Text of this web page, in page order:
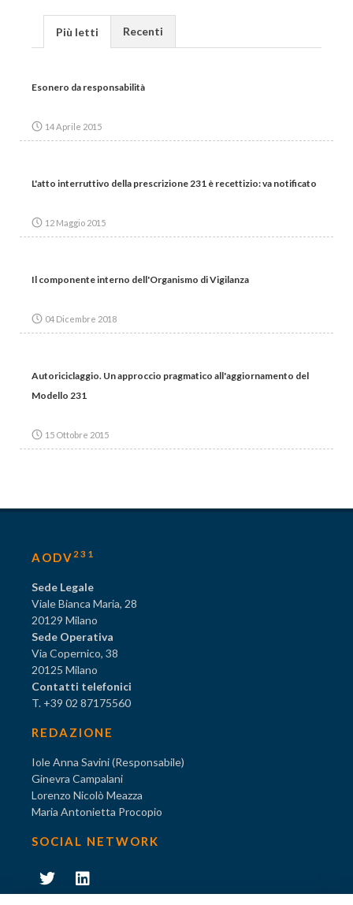
Più letti Recenti
Esonero da responsabilità
14 Aprile 2015
L'atto interruttivo della prescrizione 231 è recettizio: va notificato
12 Maggio 2015
Il componente interno dell'Organismo di Vigilanza
04 Dicembre 2018
Autoriciclaggio. Un approccio pragmatico all'aggiornamento del
Modello 231
15 Ottobre 2015
AODV 231
Sede Legale
Viale Bianca Maria, 28
20129 Milano
Sede Operativa
Via Copernico, 38
20125 Milano
Contatti telefonici
T. +39 02 87175560
REDAZIONE
Iole Anna Savini (Responsabile)
Ginevra Campalani
Lorenzo Nicolò Meazza
Maria Antonietta Procopio
SOCIAL NETWORK